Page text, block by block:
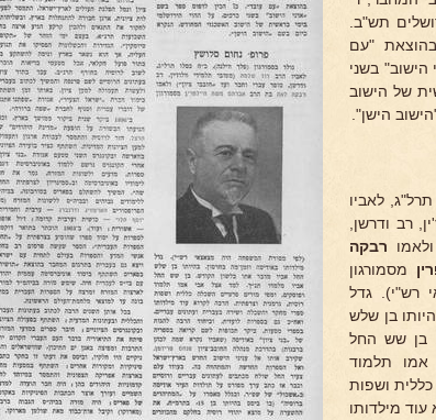
תש"ב.
"עם
בשני
של הישוב
הישן".
תרל"ג, לאביו
רב ודרשן,
רבקה
מסמורגון
רש"י). גדל
בן שלש
בן שש החל
אמו תלמוד
ושפות
מילדותו